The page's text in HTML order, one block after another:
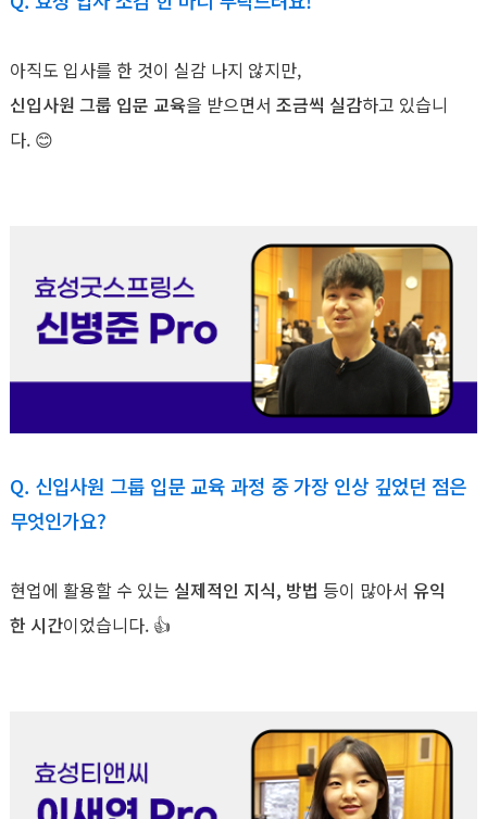
아직도 입사를 한 것이 실감 나지 않지만,
신입사원 그룹 입문 교육을 받으면서 조금씩 실감하고 있습니
다. 😊
Q. 신입사원 그룹 입문 교육 과정 중 가장 인상 깊었던 점은
무엇인가요?
현업에 활용할 수 있는 실제적인 지식, 방법 등이 많아서 유익
한 시간이었습니다. 👍